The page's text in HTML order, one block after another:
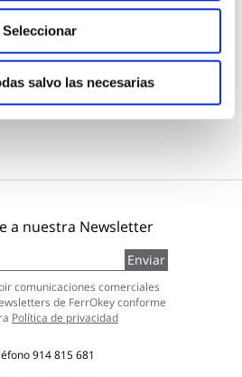
Seleccionar
salvo las necesarias
16,15 €
Añadir al carrito
a nuestra Newsletter
Enviar
comunicaciones comerciales
de FerrOkey conforme
Política de privacidad
914 815 681